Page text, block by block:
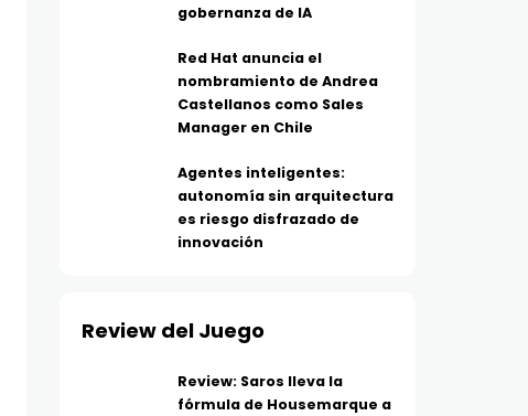
gobernanza de IA
Red Hat anuncia el
nombramiento de Andrea
Castellanos como Sales
Manager en Chile
Agentes inteligentes:
autonomía sin arquitectura
es riesgo disfrazado de
innovación
Review del Juego
Review: Saros lleva la
fórmula de Housemarque a